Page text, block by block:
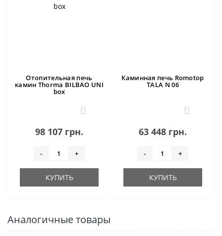
Отопительная печь
камин Thorma BILBAO UNI
box
0
98 107 грн.
- +
КУПИТЬ
Каминная печь Romotop
TALA N 06
4
63 448 грн.
- +
КУПИТЬ
Аналогичные товары